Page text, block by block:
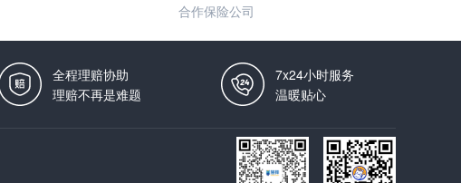
合作保险公司
全程理赔协助
理赔不再是难题
7x24小时服务
温暖贴心